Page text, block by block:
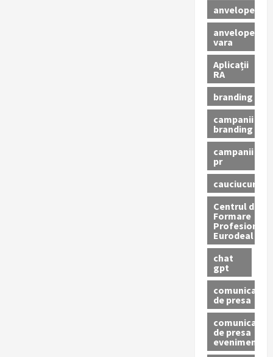
anvelope
anvelope
vara
Aplicații
RA
branding
campanii
branding
campanii
pr
cauciucuri
Centrul de
Formare
Profesionala
Eurodeal
chat
gpt
comunicat
de presa
comunicat
de presa
eveniment